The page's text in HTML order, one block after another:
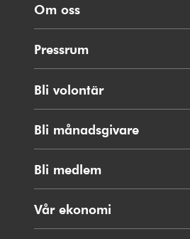
Om oss
Pressrum
Bli volontär
Bli månadsgivare
Bli medlem
Vår ekonomi